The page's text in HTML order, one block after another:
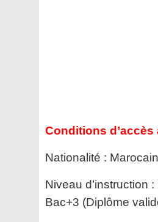
Conditions
Nationalité :
Niveau d’instruction :
Bac+3 (Diplôme